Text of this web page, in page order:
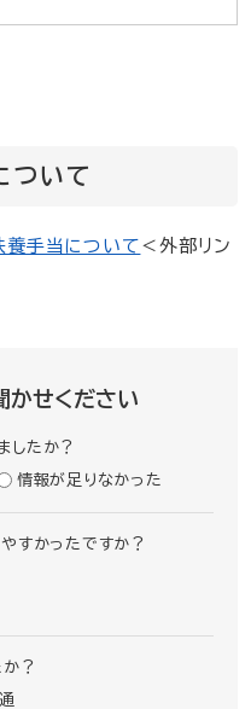
ついて
手当について ＜外部リン
かせください
したか？
情報が足りなかった
すかったですか？
？